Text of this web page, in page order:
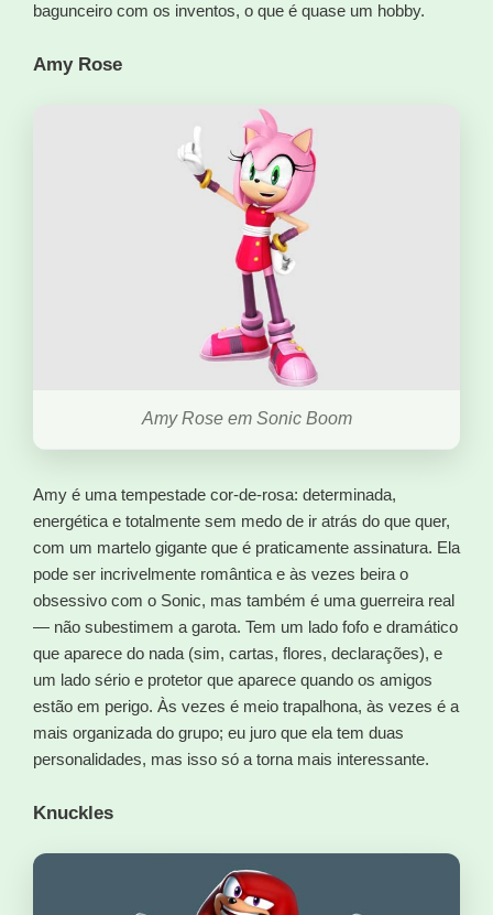
bagunceiro com os inventos, o que é quase um hobby.
Amy Rose
Amy Rose em Sonic Boom
Amy é uma tempestade cor-de-rosa: determinada,
energética e totalmente sem medo de ir atrás do que quer,
com um martelo gigante que é praticamente assinatura. Ela
pode ser incrivelmente romântica e às vezes beira o
obsessivo com o Sonic, mas também é uma guerreira real
— não subestimem a garota. Tem um lado fofo e dramático
que aparece do nada (sim, cartas, flores, declarações), e
um lado sério e protetor que aparece quando os amigos
estão em perigo. Às vezes é meio trapalhona, às vezes é a
mais organizada do grupo; eu juro que ela tem duas
personalidades, mas isso só a torna mais interessante.
Knuckles